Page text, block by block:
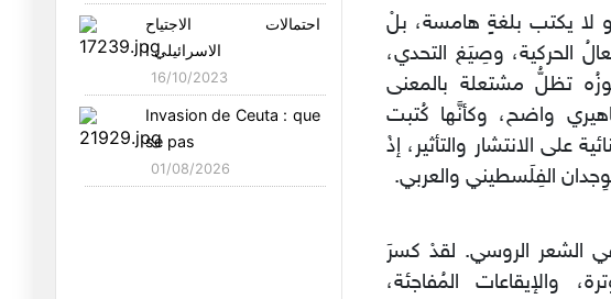
الرحبي
01/07/2026
27/06/2026
احتمالات الاجتياح
الاسرائيلي ا
16/10/2023
Invasion de Ceuta : que
se pas
01/08/2026
لا يكتب بلغةٍ هامسة، بلْ
الحركية، وصِيَغ التحدي،
تظلُّ مشتعلة بالمعنى
واضح، وكأنَّها كُتبت
على الانتشار والتأثير، إذْ
الفِلَسطيني والعربي.
الشعر الروسي. لقدْ كسرَ
والإيقاعات المُفاجئة،